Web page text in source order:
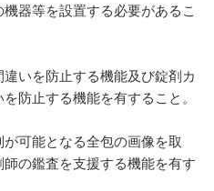
器等を設置する必要があるこ
いを防止する機能及び錠剤カ
防止する機能を有すること。
可能となる全包の画像を取
の鑑査を支援する機能を有す